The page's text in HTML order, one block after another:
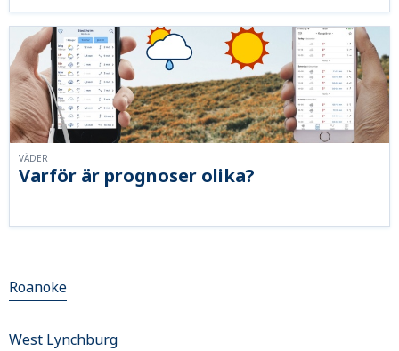
Varför är prognoser olika?
VÄDER
Roanoke
West Lynchburg